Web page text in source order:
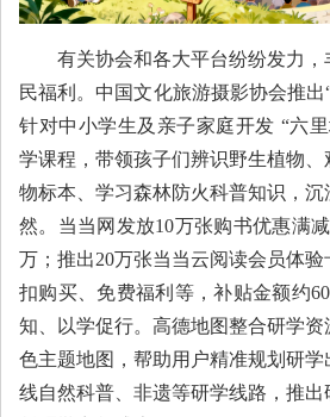
有关协会和各大平台纷纷发力
民福利。中国文化旅游摄影协会推出
针对中小学生及亲子家庭开发 “六
学课程，带领孩子们辨识野生植物
物标本、学习森林防火科普知识，
然。当当网发放10万张购书优惠满
万；推出20万张当当云阅读会员体
扣购买、免费福利等，补贴金额约
知、以学促行。高德地图整合研学
色主题地图，帮助用户精准规划研
线自然科普、非遗等研学线路，推